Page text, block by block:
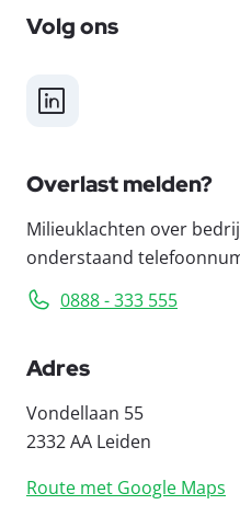
Volg ons
LinkedIn
Overlast melden?
Milieuklachten over
onderstaand
0888 - 333 555
Adres
Vondellaan 55
2332 AA Leiden
Route met Google Maps